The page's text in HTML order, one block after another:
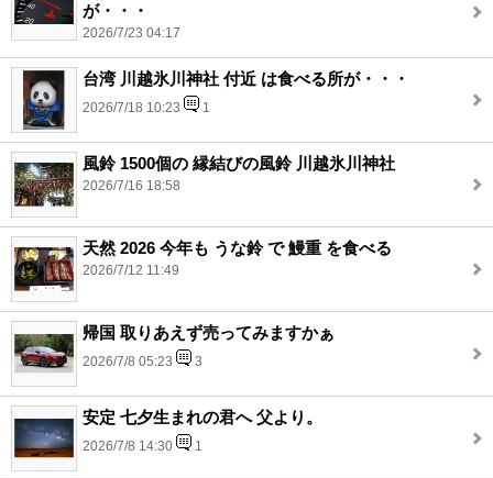
が・・・
2026/7/23 04:17
台湾 川越氷川神社 付近 は食べる所が・・・
2026/7/18 10:23 1
風鈴 1500個の 縁結びの風鈴 川越氷川神社
2026/7/16 18:58
天然 2026 今年も うな鈴 で 鰻重 を食べる
2026/7/12 11:49
帰国 取りあえず売ってみますかぁ
2026/7/8 05:23 3
安定 七夕生まれの君へ 父より。
2026/7/8 14:30 1